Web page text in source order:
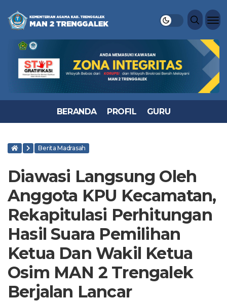
BERANDA PROFIL GURU
Berita Madrasah
Diawasi Langsung Oleh
Anggota KPU Kecamatan,
Rekapitulasi Perhitungan
Hasil Suara Pemilihan
Ketua Dan Wakil Ketua
Osim MAN 2 Trengalek
Berjalan Lancar